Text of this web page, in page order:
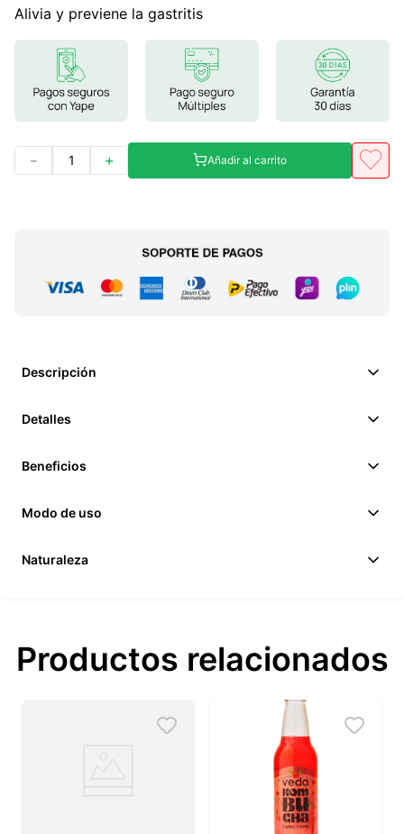
Alivia y previene la gastritis
＋
－ Añadir al carrito
Descripción
Detalles
Beneficios
Modo de uso
Naturaleza
Productos relacionados